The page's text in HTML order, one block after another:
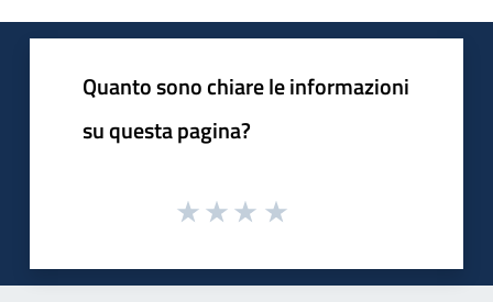
Quanto sono chiare le informazioni
su questa pagina?